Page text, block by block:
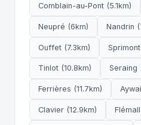
Comblain-au-Pont (5.1km)
Neupré (6km) Nandrin
Ouffet (7.3km)
Tinlot (10.8km) Seraing
Ferrières (11.7km)
Clavier (12.9km)